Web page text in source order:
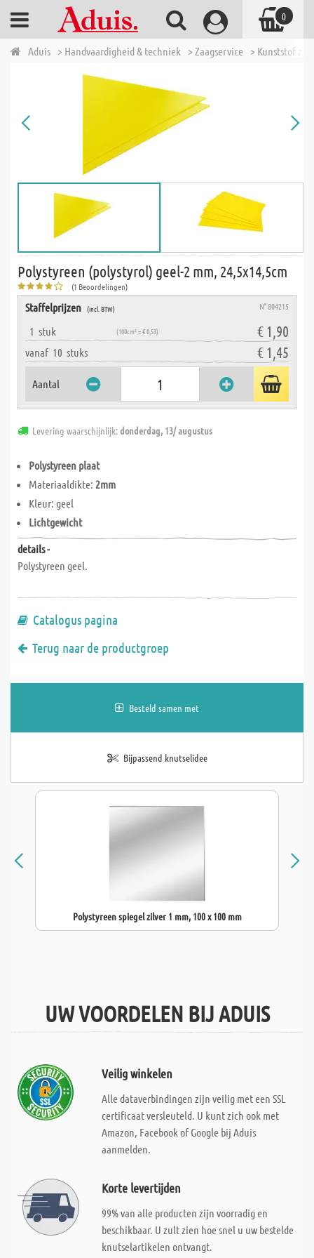
Aduis > Handvaardigheid & techniek > Zaagservice > Kunststof
Polystyreen (polystyrol) geel-2 mm, 24,5x14,5cm
(1 Beoordelingen)
Staffelprijzen (incl. BTW) N° 804215
1 stuk (100cm² = € 0,53) € 1,90
vanaf 10 stuks € 1,45
Aantal
Levering waarschijnlijk:donderdag, 13/ augustus
Polystyreen plaat
Materiaaldikte: 2mm
Kleur: geel
Lichtgewicht
details -
Polystyreen geel.
Catalogus pagina
Terug naar de productgroep
Besteld samen met
Bijpassend knutselidee
Polystyreen spiegel zilver 1 mm, 100 x 100 mm
UW VOORDELEN BIJ ADUIS
Veilig winkelen
Alle dataverbindingen zijn veilig met een SSL
certificaat versleuteld. U kunt zich ook met
Amazon, Facebook of Google bij Aduis
aanmelden.
Korte levertijden
99% van alle producten zijn voorradig en
beschikbaar. U zult zien hoe snel u uw bestelde
knutselartikelen ontvangt.
0